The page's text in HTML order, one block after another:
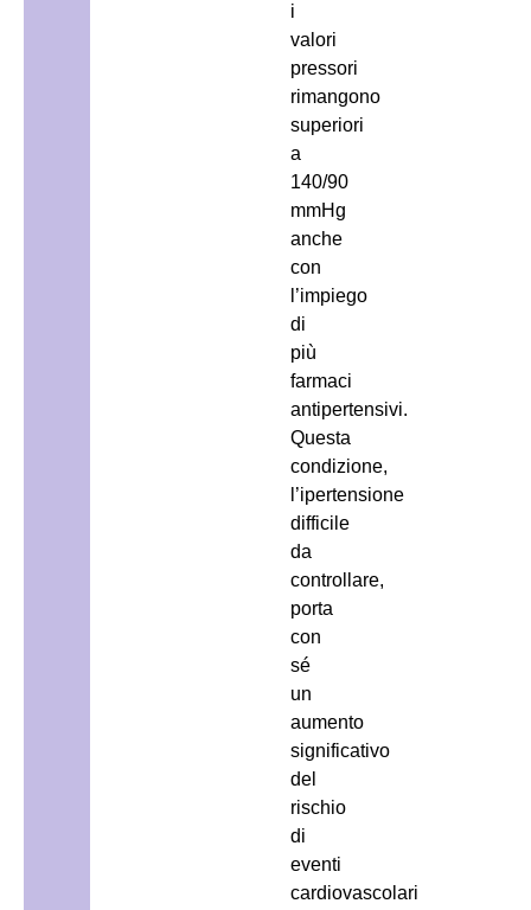
i
valori
pressori
rimangono
superiori
a
140/90
mmHg
anche
con
l’impiego
di
più
farmaci
antipertensivi.
Questa
condizione,
l’ipertensione
difficile
da
controllare,
porta
con
sé
un
aumento
significativo
del
rischio
di
eventi
cardiovascolari